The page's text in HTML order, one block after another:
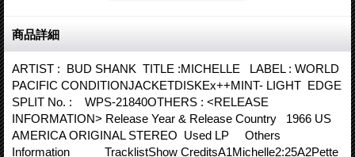
商品詳細
ARTIST : BUD SHANK TITLE :MICHELLE LABEL : WORLD
PACIFIC CONDITIONJACKETDISKEx++MINT- LIGHT EDGE
SPLIT No. : WPS-21840OTHERS : <RELEASE
INFORMATION> Release Year & Release Country 1966 US
AMERICA ORIGINAL STEREO Used LP Others
Information TracklistShow CreditsA1Michelle2:25A2Pette